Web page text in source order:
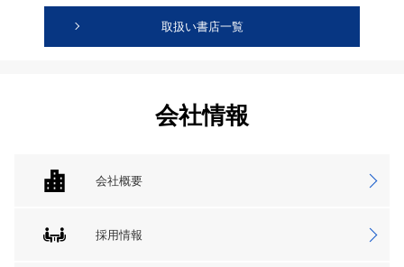
取扱い書店一覧
会社情報
会社概要
採用情報